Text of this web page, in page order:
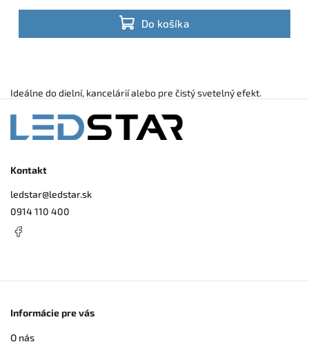
Do košíka
Ideálne do dielní, kancelárií alebo pre čistý svetelný efekt.
Kontakt
ledstar@ledstar.sk
0914 110 400
Informácie pre vás
O nás